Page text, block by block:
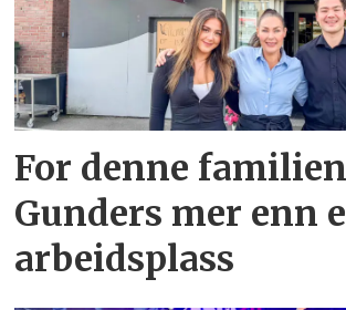
For denne
Gunders mer enn
arbeidsplass